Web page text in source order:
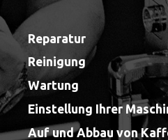
Reparatur
Reinigung
Wartung
Einstellung Ihrer
Auf und Abbau von